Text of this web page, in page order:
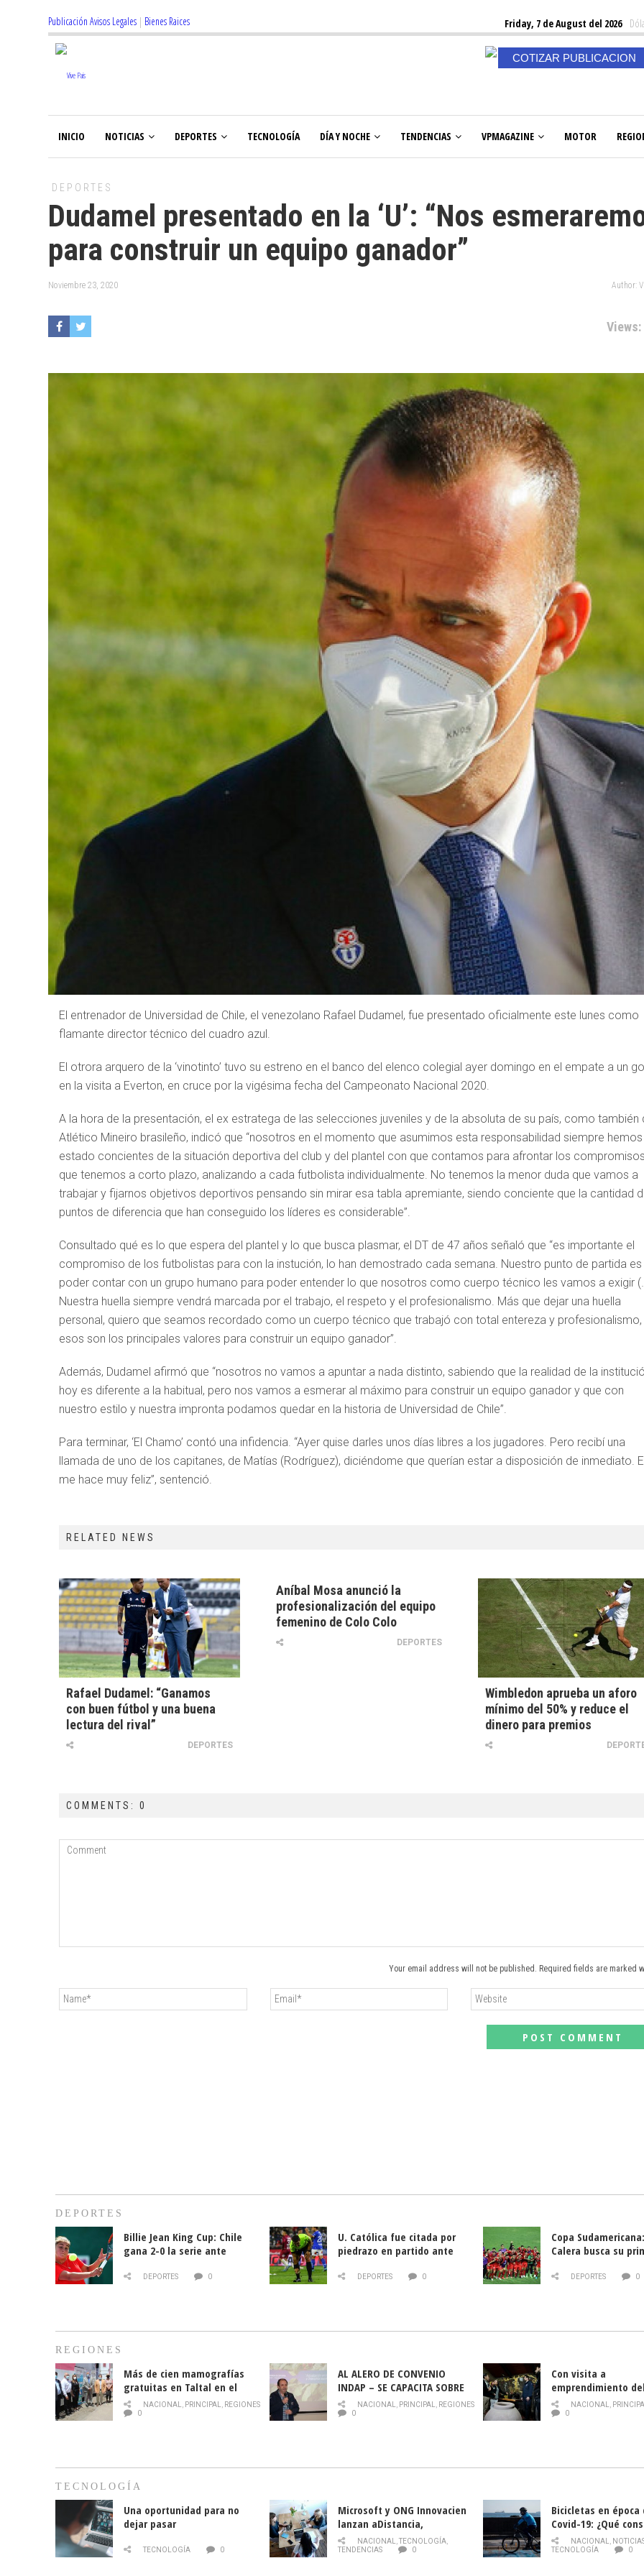
Publicación Avisos Legales | Bienes Raices Friday, 7 de August del 2026
COTIZAR PUBLICACION
INICIO NOTICIAS DEPORTES TECNOLOGÍA DÍA Y NOCHE TENDENCIAS VPMAGAZINE MOTOR
DEPORTES
Dudamel presentado en la ‘U’: “Nos
para construir un equipo ganador”
Noviembre 23, 2020 Author:
Views:
El entrenador de Universidad de Chile, el venezolano Rafael Dudamel, fue presentado oficialmente este lunes como
flamante director técnico del cuadro azul.
El otrora arquero de la ‘vinotinto’ tuvo su estreno en el banco del elenco colegial ayer domingo en el empate a un
en la visita a Everton, en cruce por la vigésima fecha del Campeonato Nacional 2020.
A la hora de la presentación, el ex estratega de las selecciones juveniles y de la absoluta de su país, como también
Atlético Mineiro brasileño, indicó que “nosotros en el momento que asumimos esta responsabilidad siempre hemos
estado concientes de la situación deportiva del club y del plantel con que contamos para afrontar los
que tenemos a corto plazo, analizando a cada futbolista individualmente. No tenemos la menor duda que vamos a
trabajar y fijarnos objetivos deportivos pensando sin mirar esa tabla apremiante, siendo conciente que la cantidad
puntos de diferencia que han conseguido los líderes es considerable”.
Consultado qué es lo que espera del plantel y lo que busca plasmar, el DT de 47 años señaló que “es importante el
compromiso de los futbolistas para con la instución, lo han demostrado cada semana. Nuestro punto de partida es
poder contar con un grupo humano para poder entender lo que nosotros como cuerpo técnico les vamos a exigir
Nuestra huella siempre vendrá marcada por el trabajo, el respeto y el profesionalismo. Más que dejar una huella
personal, quiero que seamos recordado como un cuerpo técnico que trabajó con total entereza y profesionalismo,
esos son los principales valores para construir un equipo ganador”.
Además, Dudamel afirmó que “nosotros no vamos a apuntar a nada distinto, sabiendo que la realidad de la
hoy es diferente a la habitual, pero nos vamos a esmerar al máximo para construir un equipo ganador y que con
nuestro estilo y nuestra impronta podamos quedar en la historia de Universidad de Chile”.
Para terminar, ‘El Chamo’ contó una infidencia. “Ayer quise darles unos días libres a los jugadores. Pero recibí una
llamada de uno de los capitanes, de Matías (Rodríguez), diciéndome que querían estar a disposición de inmediato.
me hace muy feliz”, sentenció.
RELATED NEWS
Rafael Dudamel: “Ganamos
con buen fútbol y una buena
lectura del rival”
DEPORTES
Aníbal Mosa anunció la
profesionalización del equipo
femenino de Colo Colo
DEPORTES
Wimbledon aprueba un aforo
mínimo del 50% y reduce el
dinero para premios
COMMENTS: 0
Your email address will not be published. Required fields are marked
DEPORTES
Billie Jean King Cup: Chile
gana 2-0 la serie ante
DEPORTES 0
U. Católica fue citada por
piedrazo en partido ante
DEPORTES 0
Copa
Calera busca su
DEPORTES 0
REGIONES
Más de cien mamografías
gratuitas en Taltal en el
mes de la prevención del
cáncer de mama
NACIONAL, PRINCIPAL, REGIONES
0
AL ALERO DE CONVENIO
INDAP – SE CAPACITA SOBRE
PLAGA DROSOPHILA SUZUKII
NACIONAL, PRINCIPAL, REGIONES
0
Con visita a
emprendimiento
y llamado al
historia campesina
NACIONAL,
0
TECNOLOGÍA
Una oportunidad para no
dejar pasar
TECNOLOGÍA 0
Microsoft y ONG Innovacien
lanzan aDistancia,
plataforma con cursos
gratuitos online sobre
NACIONAL,TECNOLOGÍA,
TENDENCIAS
0
Bicicletas en época
Covid-19: ¿Qué
momento de
NACIONAL,
TECNOLOGÍA
0